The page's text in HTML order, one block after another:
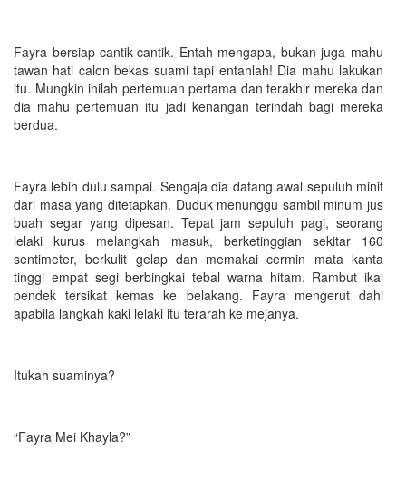
Fayra bersiap cantik-cantik. Entah mengapa, bukan juga mahu
tawan hati calon bekas suami tapi entahlah! Dia mahu lakukan
itu. Mungkin inilah pertemuan pertama dan terakhir mereka dan
dia mahu pertemuan itu jadi kenangan terindah bagi mereka
berdua.
Fayra lebih dulu sampai. Sengaja dia datang awal sepuluh minit
dari masa yang ditetapkan. Duduk menunggu sambil minum jus
buah segar yang dipesan. Tepat jam sepuluh pagi, seorang
lelaki kurus melangkah masuk, berketinggian sekitar 160
sentimeter, berkulit gelap dan memakai cermin mata kanta
tinggi empat segi berbingkai tebal warna hitam. Rambut ikal
pendek tersikat kemas ke belakang. Fayra mengerut dahi
apabila langkah kaki lelaki itu terarah ke mejanya.
Itukah suaminya?
“Fayra Mei Khayla?”